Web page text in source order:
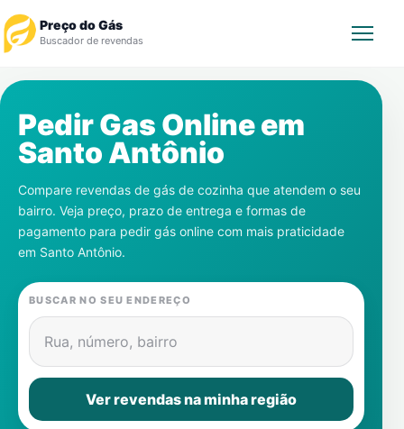
Preço do Gás
Buscador de revendas
Revendedor
Notícias
Cadastre-se
Gás
Contatos
Pedir Gas Online em
Santo Antônio
Compare revendas de gás de cozinha que atendem o seu
bairro. Veja preço, prazo de entrega e formas de
pagamento para pedir gás online com mais praticidade
em Santo Antônio.
BUSCAR NO SEU ENDEREÇO
Rua, número, bairro
Ver revendas na minha região